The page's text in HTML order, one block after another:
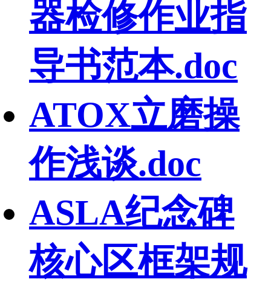
器检修作业指
导书范本.doc
ATOX立磨操
作浅谈.doc
ASLA纪念碑
核心区框架规